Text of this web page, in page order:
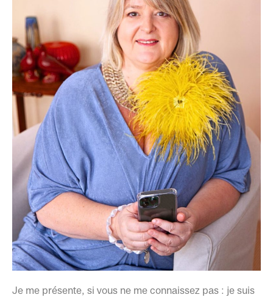
Je me présente, si vous ne me connaissez pas : je suis